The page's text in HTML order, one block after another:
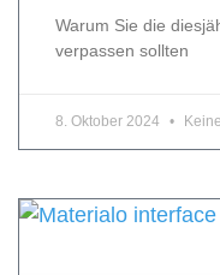
Warum Sie die
verpassen sollten
8. Oktober 2024